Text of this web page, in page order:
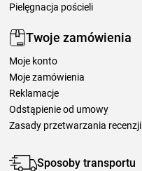
Pielęgnacja pościeli
Twoje zamówienia
Moje konto
Moje zamówienia
Reklamacje
Odstąpienie od umowy
Zasady przetwarzania recenzji
Sposoby transportu